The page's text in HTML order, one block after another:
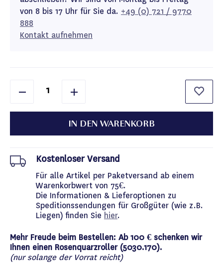
von 8 bis 17 Uhr für Sie da. +49 (0) 721 / 9770
888
Kontakt aufnehmen
IN DEN WARENKORB
Kostenloser Versand
Für alle Artikel per Paketversand ab einem
Warenkorbwert von 75€.
Die Informationen & Lieferoptionen zu
Speditionssendungen für Großgüter (wie z.B.
Liegen) finden Sie hier.
Mehr Freude beim Bestellen: Ab 100 € schenken wir
Ihnen einen Rosenquarzroller (5030.170).
(nur solange der Vorrat reicht)